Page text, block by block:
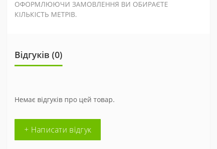
ОФОРМЛЮЮЧИ ЗАМОВЛЕННЯ ВИ ОБИРАЄТЕ
КІЛЬКІСТЬ МЕТРІВ.
Відгуків (0)
Немає відгуків про цей товар.
+ Написати відгук